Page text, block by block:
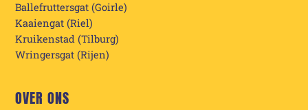
Ballefruttersgat (Goirle)
Kaaiengat (Riel)
Kruikenstad (Tilburg)
Wringersgat (Rijen)
OVER ONS